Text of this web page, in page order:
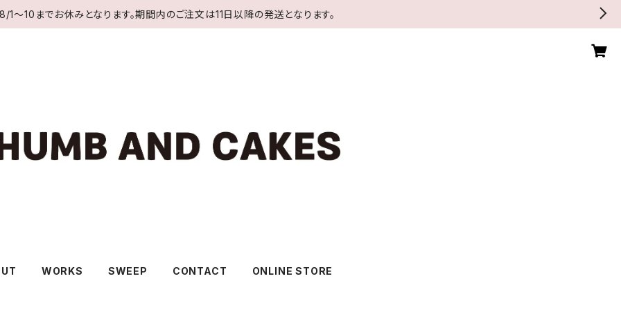
1〜10までお休みとなります。期間内のご注文は11日以降の発送となります。
WORKS SWEEP CONTACT ONLINE STORE